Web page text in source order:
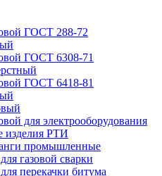
ГОСТ 288-72
ГОСТ 6308-71
ГОСТ 6418-81
для электрооборудования
изделия РТИ
промышленные
газовой сварки
перекачки битума